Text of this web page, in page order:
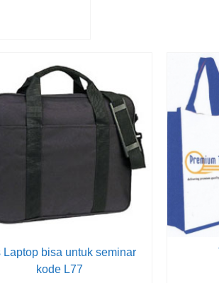
Laptop bisa untuk seminar
kode L77